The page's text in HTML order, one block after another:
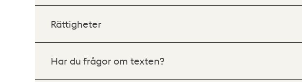
Rättigheter
Har du frågor om texten?